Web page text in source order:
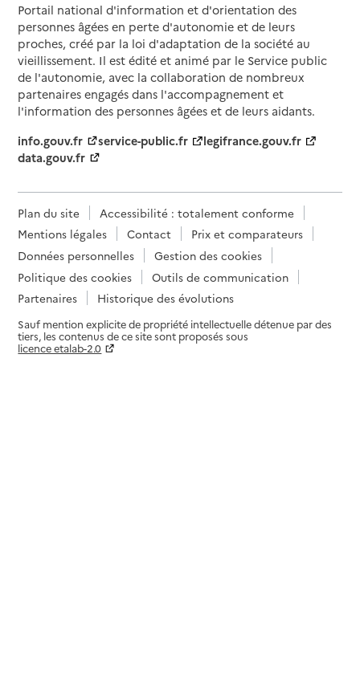
Portail national d'information et d'orientation des
personnes âgées en perte d'autonomie et de leurs
proches, créé par la loi d'adaptation de la société au
vieillissement. Il est édité et animé par le Service public
de l'autonomie, avec la collaboration de nombreux
partenaires engagés dans l'accompagnement et
l'information des personnes âgées et de leurs aidants.
info.gouv.fr
service-public.fr
legifrance.gouv.fr
data.gouv.fr
Plan du site
Accessibilité : totalement conforme
Mentions légales
Contact
Prix et comparateurs
Données personnelles
Gestion des cookies
Politique des cookies
Outils de communication
Partenaires
Historique des évolutions
Sauf mention explicite de propriété intellectuelle détenue par des
tiers, les contenus de ce site sont proposés sous
licence etalab-2.0